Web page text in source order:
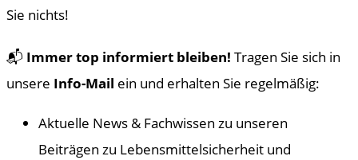
Sie nichts!
📬 Immer top informiert bleiben! Tragen Sie sich in
unsere Info-Mail ein und erhalten Sie regelmäßig:
Aktuelle News & Fachwissen zu unseren
Beiträgen zu Lebensmittelsicherheit und